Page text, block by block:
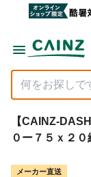
【CAINZ-
０ー７５ｘ２０
メーカー直送